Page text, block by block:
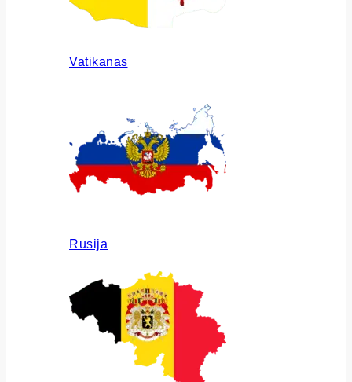
Vatikanas
Rusija